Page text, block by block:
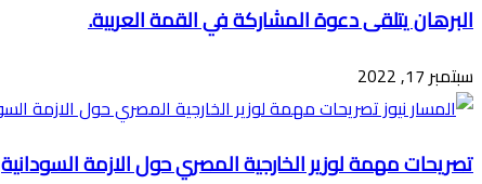
البرهان يتلقى دعوة المشاركة في القمة العربية.
سبتمبر 17, 2022
تصريحات مهمة لوزير الخارجية المصري حول الازمة السودانية